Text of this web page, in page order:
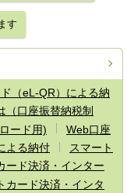
す
（eL-QR）による納
（口座振替納税制
ード用)
Web口座
よる納付
スマート
ード決済・インター
カード決済・インタ